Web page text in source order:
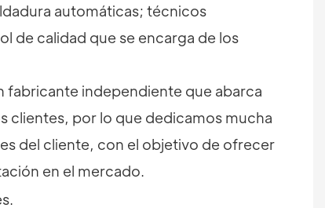
automáticas; técnicos
de calidad que se encarga de los
fabricante independiente que abarca
clientes, por lo que dedicamos mucha
del cliente, con el objetivo de ofrecer
en el mercado.